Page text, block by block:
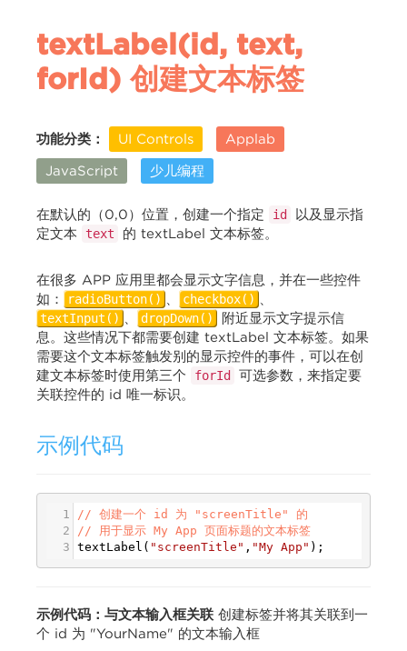
textLabel(id, text,
forId) 创建文本标签
功能分类： UI Controls
Applab
JavaScript
少儿编程
在默认的（0,0）位置，创建一个指定 id
以及显示指
定文本
text 的 textLabel 文本标签。
在很多 APP 应用里都会显示文字信息，并在一些控件
如：
radioButton() 、 checkbox() 、
textInput() 、 dropDown()
附近显示文字提示信
息。这些情况下都需要创建 textLabel 文本标签。如果
需要这个文本标签触发别的显示控件的事件，可以在创
建文本标签时使用第三个
forId
可选参数，来指定要
关联控件的 id 唯一标识。
示例代码
1
// 创建一个 id 为 "screenTitle" 的
2
// 用于显示 My App 页面标题的文本标签
3 textLabel ( "screenTitle" , "My App" );
示例代码：与文本输入框关联 创建标签并将其关联到一
个 id 为 "YourName" 的文本输入框